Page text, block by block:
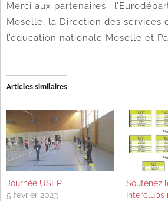
Merci aux partenaires :
Moselle, la Direction des services
l’éducation nationale Moselle et
Articles similaires
Journée USEP
5 février 2023
Soutenez
Interclubs